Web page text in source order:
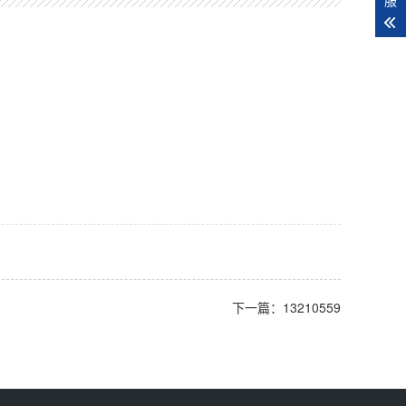
下一篇：13210559